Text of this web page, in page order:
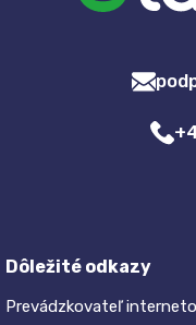
Dôležité odkazy
Prevádzkovateľ